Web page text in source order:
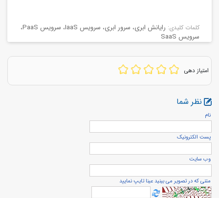
كلمات كليدی: رایانش ابری، سرور ابری، سرویس IaaS ، سرویس PaaS
،
سرویس SaaS
امتیاز دهی
نظر شما
نام
پست الكترونيک
وب سایت
متنی که در تصویر می بینید عینا تایپ نمایید